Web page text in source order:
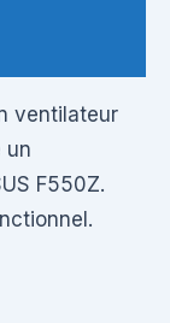
ventilateur
un
F550Z.